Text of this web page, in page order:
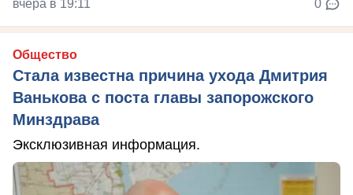
вчера в 19:11 0
Общество
Стала известна причина ухода Дмитрия
Ванькова с поста главы запорожского
Минздрава
Эксклюзивная информация.